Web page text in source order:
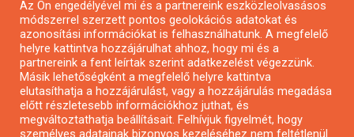
Pályázatok magánszemélyeknek
Pályázatok civil szervezeteknek
Pályázatok vállalkozásoknak
Önkormányzati pályázatok
Az Ön engedélyével mi és a partnereink eszközleolvasásos
módszerrel szerzett pontos geolokációs adatokat és
azonosítási információkat is felhasználhatunk. A megfelelő
helyre kattintva hozzájárulhat ahhoz, hogy mi és a
partnereink a fent leírtak szerint adatkezelést végezzünk.
Másik lehetőségként a megfelelő helyre kattintva
elutasíthatja a hozzájárulást, vagy a hozzájárulás megadása
előtt részletesebb információkhoz juthat, és
megváltoztathatja beállításait. Felhívjuk figyelmét, hogy
személyes adatainak bizonyos kezeléséhez nem feltétlenül